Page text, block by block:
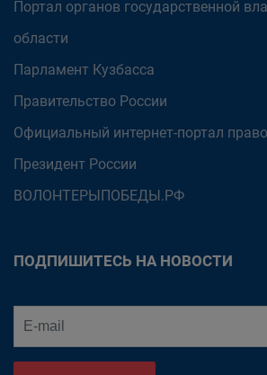
Портал органов государственной
области
Парламент Кузбасса
Правительство России
Официальный интернет-портал
Президент России
ВОЛОНТЕРЫПОБЕДЫ.РФ
ПОДПИШИТЕСЬ НА НОВОСТИ